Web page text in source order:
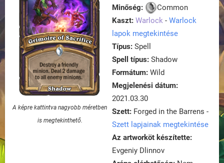
A képre kattintva nagyobb méretben
is megtekinthető.
Minőség:
Common
Kaszt: Warlock - Warlock
lapok megtekintése
Típus: Spell
Spell típus: Shadow
Formátum: Wild
Megjelenési dátum:
2021.03.30
Szett: Forged in the Barrens -
Szett lapjainak megtekintése
Az artworköt készítette:
Evgeniy Dlinnov